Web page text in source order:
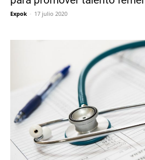
Expok - 17 julio 2020